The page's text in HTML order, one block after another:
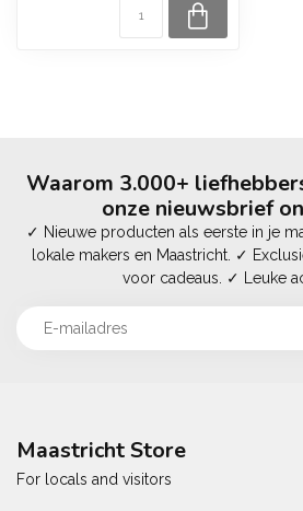
Waarom 3.000+
onze nieuwsbrief
✓ Nieuwe producten als eerste in je
lokale makers en Maastricht. ✓
voor cadeaus. ✓ Leuke
Maastricht Store
For locals and visitors